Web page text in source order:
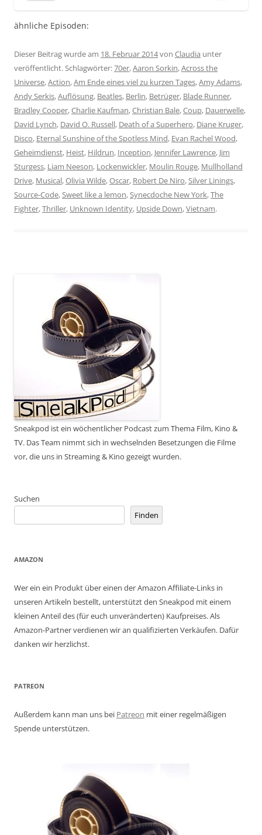
ähnliche Episoden:
Dieser Beitrag wurde am 18. Februar 2014von Claudia unter
veröffentlicht. Schlagwörter:70er,Aaron Sorkin,Across the
Universe,Action,Am Ende eines viel zu kurzen Tages,Amy Adams,
Andy Serkis,Auflösung, Beatles, Berlin, Betrüger, Blade Runner,
Bradley Cooper,Charlie Kaufman,Christian Bale,Coup, Dauerwelle,
David Lynch, David O. Russell, Death of a Superhero, Diane Kruger,
Disco, Eternal Sunshine of the Spotless Mind, Evan Rachel Wood,
Geheimdienst, Heist, Hildrun, Inception, Jennifer Lawrence, Jim
Sturgess, Liam Neeson, Lockenwickler, Moulin Rouge, Mullholland
Drive, Musical,Olivia Wilde,Oscar, Robert De Niro,Silver Linings,
Source-Code,Sweet like a lemon,Synecdoche New York,The
Fighter,Thriller, Unknown Identity, Upside Down,Vietnam.
Sneakpod ist ein wöchentlicher Podcast zum Thema Film, Kino &
TV. Das Team nimmt sich in wechselnden Besetzungen die Filme
vor, die uns in Streaming & Kino gezeigt wurden.
Suchen
Finden
AMAZON
Wer ein ein Produkt über einen der Amazon Affiliate-Links in
unseren Artikeln bestellt, unterstützt den Sneakpod mit einem
kleinen Anteil des (für euch unveränderten) Kaufpreises. Als
Amazon-Partner verdienen wir an qualifizierten Verkäufen. Dafür
danken wir herzlichst.
PATREON
Außerdem kann man uns bei Patreon mit einer regelmäßigen
Spende unterstützen.